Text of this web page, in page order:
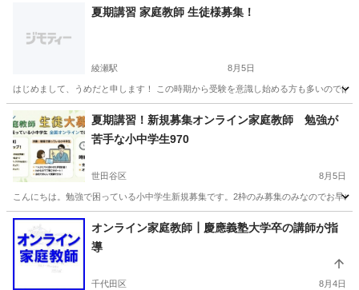
家庭教師 オンライン
夏期講習 家庭教師 生徒様募集！
綾瀬駅 8月5日
はじめまして、うめだと申します！ この時期から受験を意識し始める方も多いので
足立区 綾瀬駅 家庭教師 偏差値
夏期講習！新規募集オンライン家庭教師 勉強が
苦手な小中学生970
世田谷区 8月5日
こんにちは。勉強で困っている小中学生新規募集です。2枠のみ募集のみなのでお早
東京 世田谷区 家庭教師 理科
オンライン家庭教師┃慶應義塾大学卒の講師が指
導
千代田区 8月4日